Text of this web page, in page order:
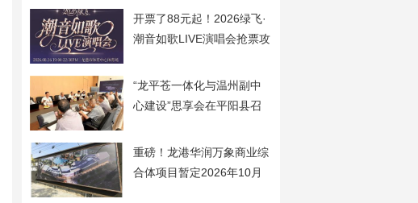
开票了88元起！2026绿飞·
潮音如歌LIVE演唱会抢票攻
“龙平苍一体化与温州副中
心建设”思享会在平阳县召
重磅！龙港华润万象商业综
合体项目暂定2026年10月